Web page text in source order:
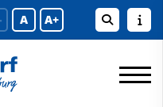
A A+